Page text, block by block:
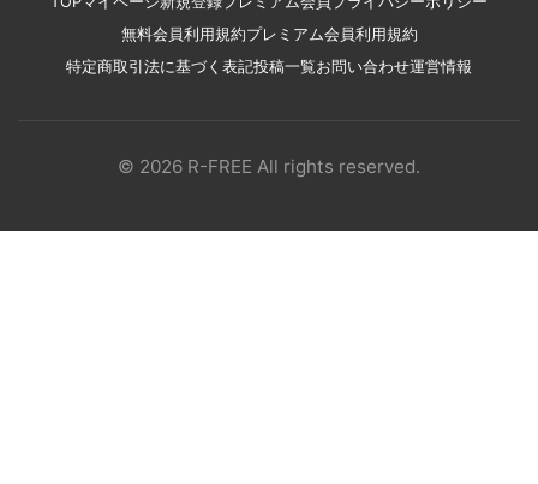
無料会員利用規約プレミアム会員利用規約
特定商取引法に基づく表記投稿一覧お問い合わせ運営情報
© 2026 R-FREE All rights reserved.